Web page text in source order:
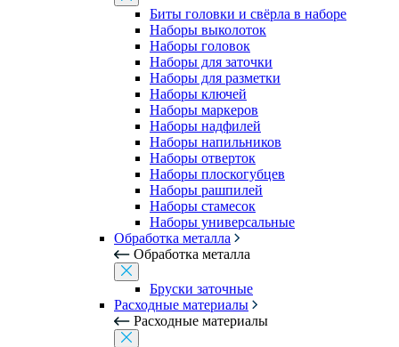
Биты головки и свёрла в наборе
Наборы выколоток
Наборы головок
Наборы для заточки
Наборы для разметки
Наборы ключей
Наборы маркеров
Наборы надфилей
Наборы напильников
Наборы отверток
Наборы плоскогубцев
Наборы рашпилей
Наборы стамесок
Наборы универсальные
Обработка металла
Обработка металла
Бруски заточные
Расходные материалы
Расходные материалы